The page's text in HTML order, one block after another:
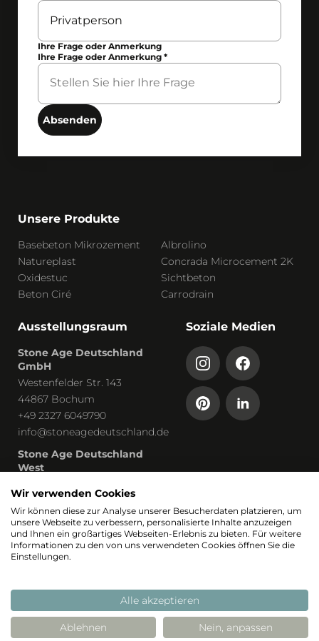
Ihre Frage oder Anmerkung
Ihre Frage oder Anmerkung*
Absenden
Unsere Produkte
Basebeton Mikrozement
Albrolino
Natureplast
Concrada Microcement 2K
Oxidestuc
Sichtbeton
Beton Ciré
Carrodrain
Ausstellungsraum
Stone Age Deutschland
GmbH
Westenfelder Str. 143
44867 Bochum
+49 2327 6049790
info@stoneagedeutschland.de
Stone Age Deutschland
West
53819 Neunkirchen-Seelscheid
Soziale Medien
Teil von
© 2026 Stoneage Realisierung: StimmtStimmt
Wir verwenden Cookies
Wir können diese zur Analyse unserer Besucherdaten platzieren, um
unsere Webseite zu verbessern, personalisierte Inhalte anzuzeigen
und Ihnen ein großartiges Webseiten-Erlebnis zu bieten. Für weitere
Informationen zu den von uns verwendeten Cookies öffnen Sie die
Einstellungen.
Alle akzeptieren
Ablehnen Nein, anpassen